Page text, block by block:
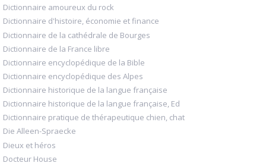
Dictionnaire amoureux du rock
Dictionnaire d'histoire, économie et finance
Dictionnaire de la cathédrale de Bourges
Dictionnaire de la France libre
Dictionnaire encyclopédique de la Bible
Dictionnaire encyclopédique des Alpes
Dictionnaire historique de la langue française
Dictionnaire historique de la langue française, Ed
Dictionnaire pratique de thérapeutique chien, chat
Die Alleen-Spraecke
Dieux et héros
Docteur House